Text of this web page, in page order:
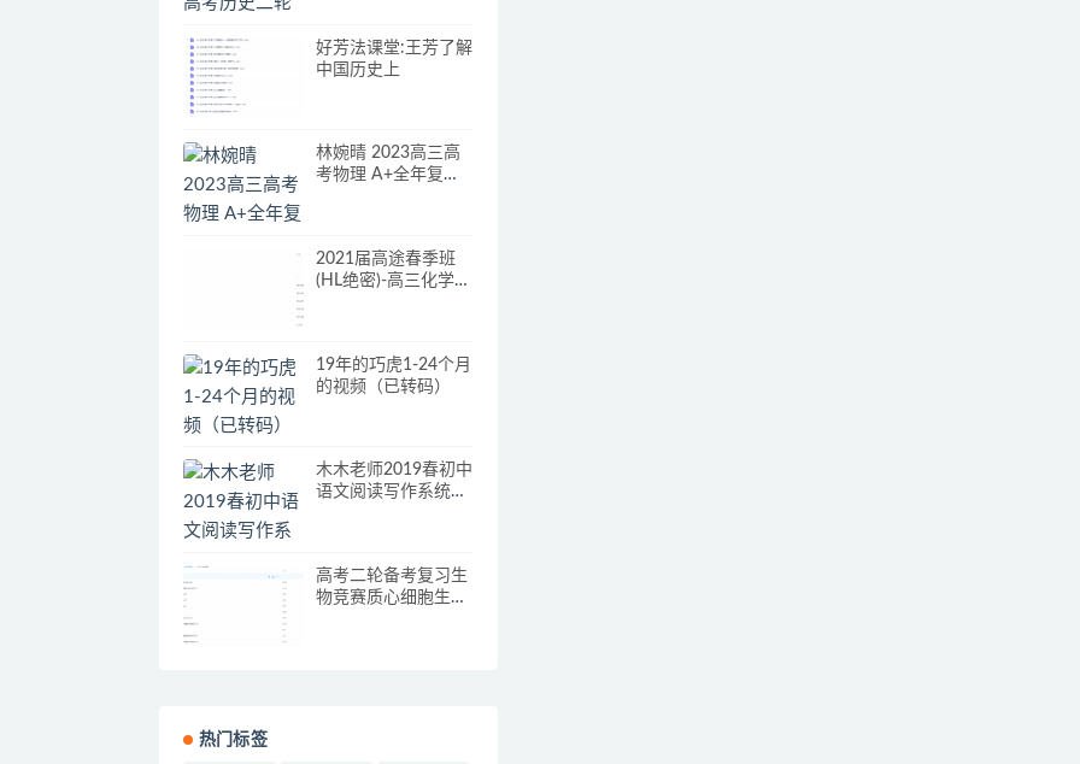
与近现代社会生活的
变迁课件.ppt
好芳法课堂:王芳了解
中国历史上
林婉晴 2023高三高
考物理 A+全年复习
2021届高途春季班
(HL绝密)-高三化学赵
19年的巧虎1-24个月
的视频（已转码）
木木老师2019春初中
语文阅读写作系统班
高考二轮备考复习生
物竞赛质心细胞生物
热门标签